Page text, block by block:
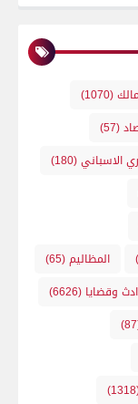
(1070)
(57)
الاسباني(180)
المظاليم(65)
وقضايا (6626)